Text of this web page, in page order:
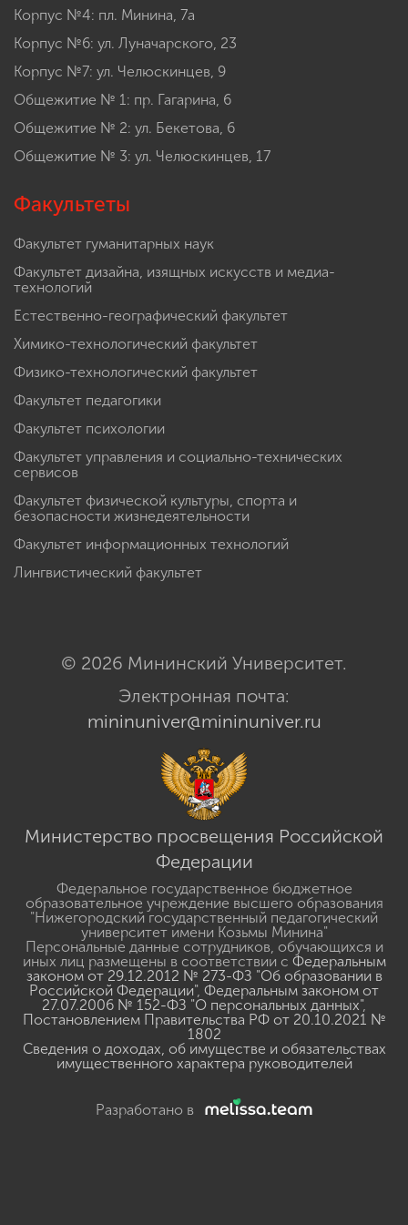
Корпус №4: пл. Минина, 7а
Корпус №6: ул. Луначарского, 23
Корпус №7: ул. Челюскинцев, 9
Общежитие № 1: пр. Гагарина, 6
Общежитие № 2: ул. Бекетова, 6
Общежитие № 3: ул. Челюскинцев, 17
Факультеты
Факультет гуманитарных наук
Факультет дизайна, изящных искусств и медиа-
технологий
Естественно-географический факультет
Химико-технологический факультет
Физико-технологический факультет
Факультет педагогики
Факультет психологии
Факультет управления и социально-технических
сервисов
Факультет физической культуры, спорта и
безопасности жизнедеятельности
Факультет информационных технологий
Лингвистический факультет
© 2026 Мининский Университет.
Электронная почта:
mininuniver@mininuniver.ru
Министерство просвещения Российской
Федерации
Федеральное государственное бюджетное
образовательное учреждение высшего образования
"Нижегородский государственный педагогический
университет имени Козьмы Минина"
Персональные данные сотрудников, обучающихся и
иных лиц размещены в соответствии с Федеральным
законом от 29.12.2012 № 273-ФЗ "Об образовании в
Российской Федерации", Федеральным законом от
27.07.2006 № 152-ФЗ "О персональных данных",
Постановлением Правительства РФ от 20.10.2021 №
1802
Сведения о доходах, об имуществе и обязательствах
имущественного характера руководителей
Разработано в